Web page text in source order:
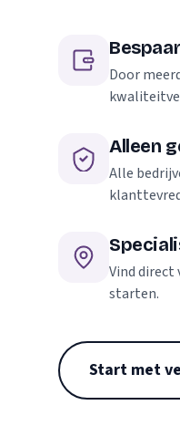
Door
Alleen
Alle
Vind direct
starten.
Start met